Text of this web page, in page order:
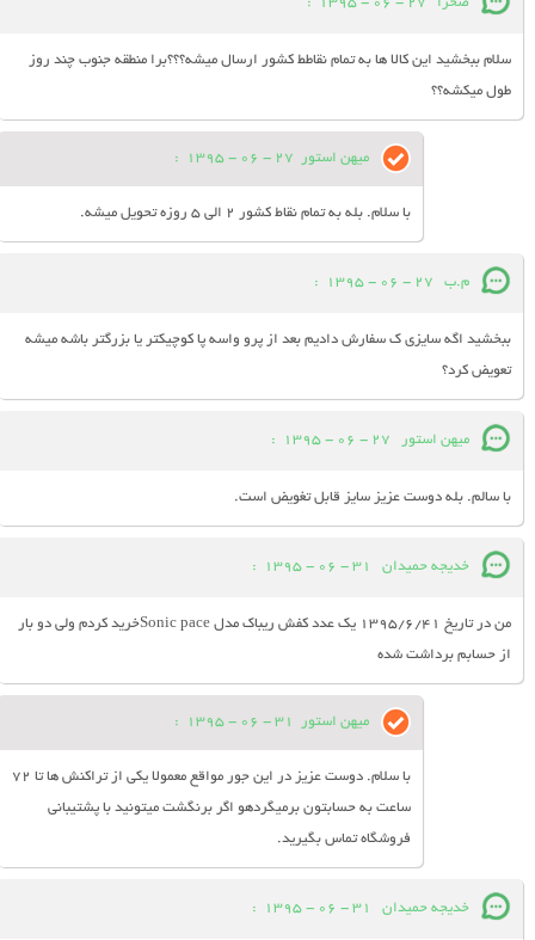
سلام ببخشید این کالا ها به تمام نقاطط کشور ارسال میشه؟؟؟برا منطقه جنوب چند روز
طول میکشه؟؟
میهن استور 27 - 06 - 1395
:
با سلام. بله به تمام نقاط کشور 2 الی 5 روزه تحویل میشه.
م.ب 27 - 06 - 1395
:
ببخشید اگه سایزی ک سفارش دادیم بعد از پرو واسه پا کوچیکتر یا بزرگتر باشه میشه
تعویض کرد؟
میهن استور 27 - 06 - 1395
:
با سالم. بله دوست عزیز سایز قابل تغویض است.
خدیجه حمیدان 31 - 06 - 1395
:
من در تاریخ 1395/6/41 یک عدد کفش ریباک مدل Sonic paceخرید کردم ولی دو بار
از حسابم برداشت شده
میهن استور 31 - 06 - 1395
:
با سلام. دوست عزیز در این جور مواقع معمولا یکی از تراکنش ها تا 72
ساعت به حسابتون برمیگردهو اگر برنگشت میتونید با پشتیبانی
فروشگاه تماس بگیرید.
خدیجه حمیدان 31 - 06 - 1395
: